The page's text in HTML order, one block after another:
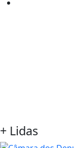
+ Lidas